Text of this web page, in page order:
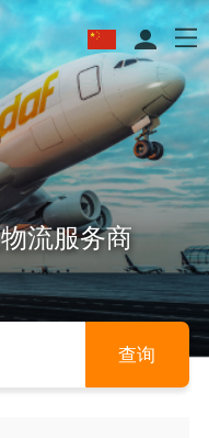
流服务商
查询